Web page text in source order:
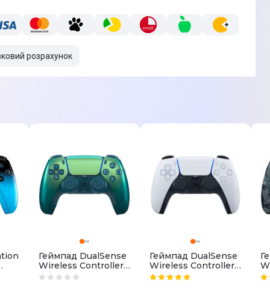
розрахунок
Геймпад DualSense
Wireless Controller
для Sony PS5
Геймпад DualSense
Wireless Controller
для PS5 White